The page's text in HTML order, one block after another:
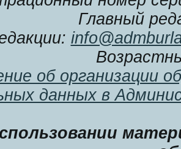
Главный
об организации
данных в